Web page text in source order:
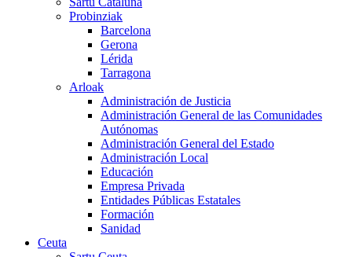
Probinziak
Barcelona
Gerona
Lérida
Tarragona
Arloak
Administración de Justicia
Administración General de las Comunidades
Autónomas
Administración General del Estado
Administración Local
Educación
Empresa Privada
Entidades Públicas Estatales
Formación
Sanidad
Ceuta